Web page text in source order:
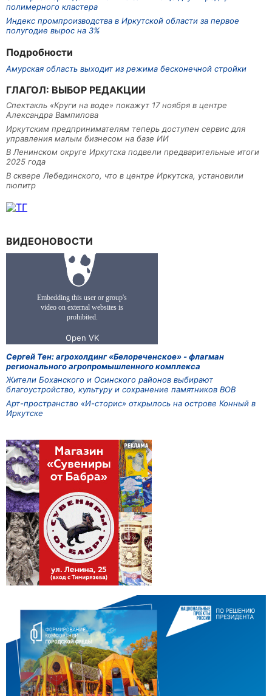
полимерного кластера
Индекс промпроизводства в Иркутской области за первое
полугодие вырос на 3%
Подробности
Амурская область выходит из режима бесконечной стройки
ГЛАГОЛ: ВЫБОР РЕДАКЦИИ
Спектакль «Круги на воде» покажут 17 ноября в центре
Александра Вампилова
Иркутским предпринимателям теперь доступен сервис для
управления малым бизнесом на базе ИИ
В Ленинском округе Иркутска подвели предварительные итоги
2025 года
В сквере Лебединского, что в центре Иркутска, установили
пюпитр
ВИДЕОНОВОСТИ
Сергей Тен: агрохолдинг «Белореченское» - флагман
регионального агропромышленного комплекса
Жители Боханского и Осинского районов выбирают
благоустройство, культуру и сохранение памятников ВОВ
Арт-пространство «И-сторис» открылось на острове Конный в
Иркутске